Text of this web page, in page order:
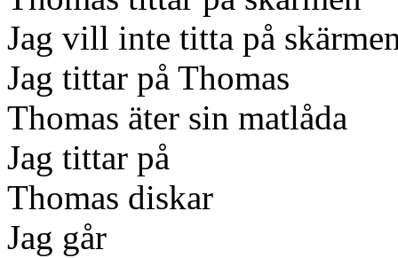
Jag vill inte titta på
Jag tittar på Thomas
Thomas äter sin matlåda
Jag tittar på
Thomas diskar
Jag går